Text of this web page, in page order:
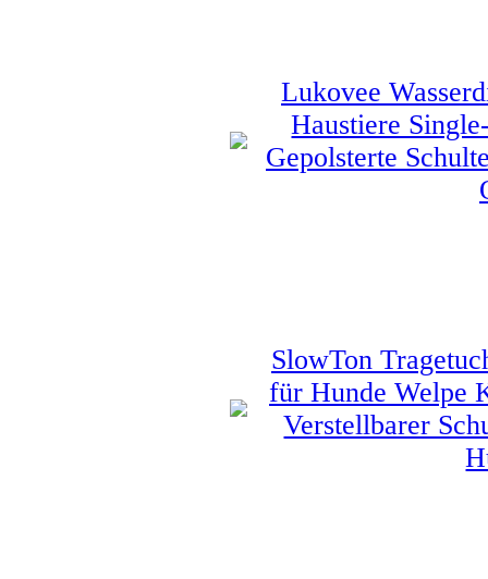
Lukovee
Haustiere
Gepolsterte
SlowTon
für Hunde Welpe
Verstellbarer